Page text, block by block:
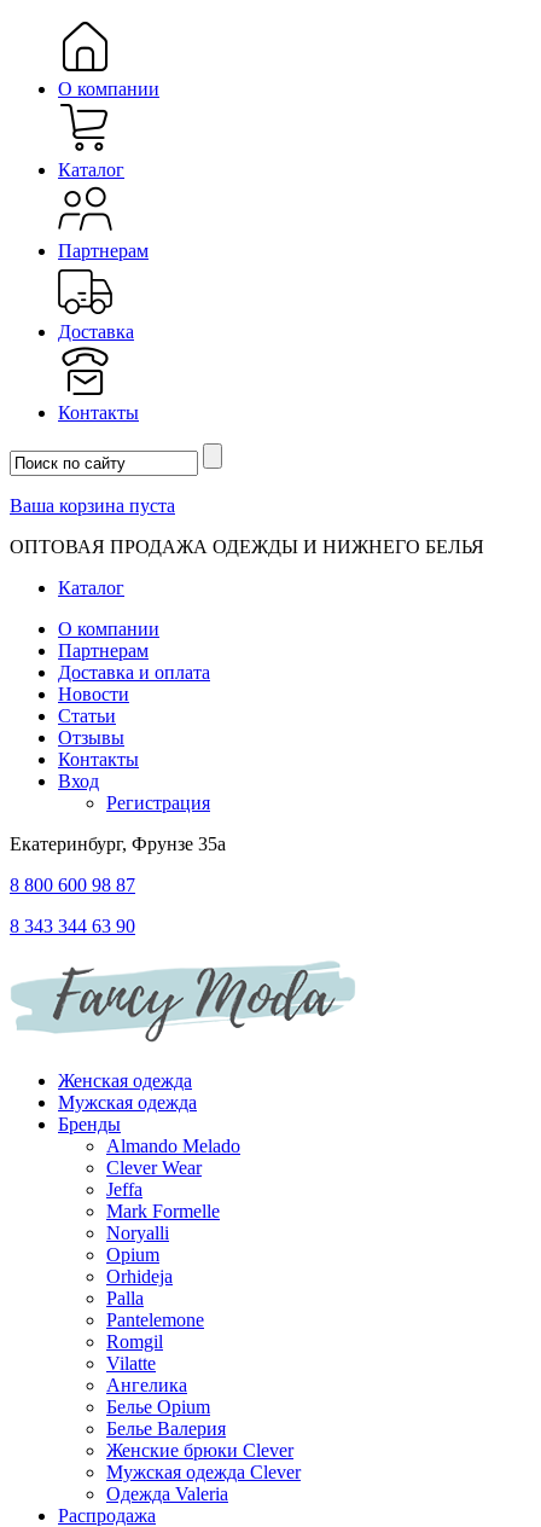
О компании
Каталог
Партнерам
Доставка
Контакты
Ваша корзина пуста
ОПТОВАЯ ПРОДАЖА ОДЕЖДЫ И НИЖНЕГО БЕЛЬЯ
Каталог
О компании
Партнерам
Доставка и оплата
Новости
Статьи
Отзывы
Контакты
Вход
Регистрация
Екатеринбург, Фрунзе 35а
8 800 600 98 87
8 343 344 63 90
Женская одежда
Мужская одежда
Бренды
Almando Melado
Clever Wear
Jeffa
Mark Formelle
Noryalli
Opium
Orhideja
Palla
Pantelemone
Romgil
Vilatte
Ангелика
Белье Opium
Белье Валерия
Женские брюки Clever
Мужская одежда Clever
Одежда Valeria
Распродажа